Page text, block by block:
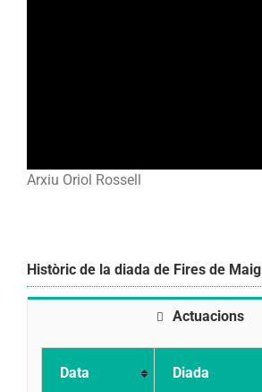
Arxiu Oriol Rossell
Històric de la diada de Fires de Maig
Actuacions
Data Diada